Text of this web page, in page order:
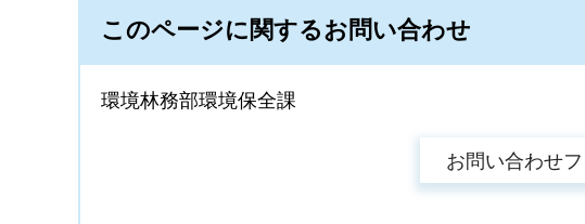
このページに関するお問い合わせ
環境林務部環境保全課